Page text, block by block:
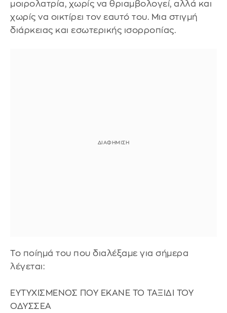
μοιρολατρία, χωρίς να θριαμβολογεί, αλλά και
χωρίς να οικτίρει τον εαυτό του. Μια στιγμή
διάρκειας και εσωτερικής ισορροπίας.
Το ποίημά του που διαλέξαμε για σήμερα
λέγεται:
ΕΥΤΥΧΙΣΜΕΝΟΣ ΠΟΥ ΕΚΑΝΕ ΤΟ ΤΑΞΙΔΙ ΤΟΥ
ΟΔΥΣΣΕΑ